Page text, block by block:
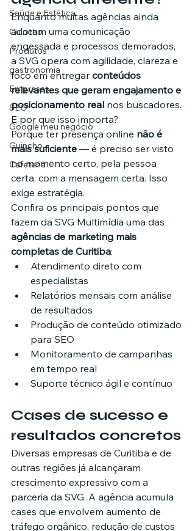
Saúde e Estética
Guincho
Produtos
gastronomia
Empresas
SEO
Google meu negócio
Guincho
Cafeteria
Enquanto muitas agências ainda
adotam uma comunicação
engessada e processos demorados,
a SVG opera com agilidade, clareza e
foco em entregar conteúdos
relevantes que geram engajamento e
posicionamento real nos buscadores.
E por que isso importa?
Porque ter presença online não é
mais suficiente — é preciso ser visto
no momento certo, pela pessoa
certa, com a mensagem certa. Isso
exige estratégia.
Confira os principais pontos que
fazem da SVG Multimídia uma das
agências de marketing mais
completas de Curitiba:
Atendimento direto com
especialistas
Relatórios mensais com análise
de resultados
Produção de conteúdo otimizado
para SEO
Monitoramento de campanhas
em tempo real
Suporte técnico ágil e contínuo
Cases de sucesso e
resultados concretos
Diversas empresas de Curitiba e de
outras regiões já alcançaram
crescimento expressivo com a
parceria da SVG. A agência acumula
cases que envolvem aumento de
tráfego orgânico, redução de custos